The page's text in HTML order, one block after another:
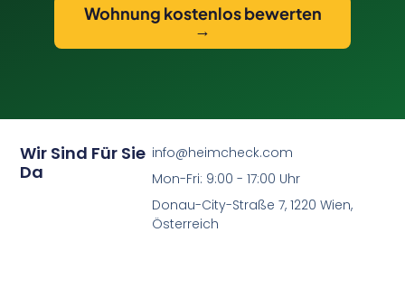
Wohnung kostenlos bewerten
→
Wir Sind Für Sie
Da
info@heimcheck.com
Mon-Fri: 9:00 - 17:00 Uhr
Donau-City-Straße 7, 1220 Wien,
Österreich